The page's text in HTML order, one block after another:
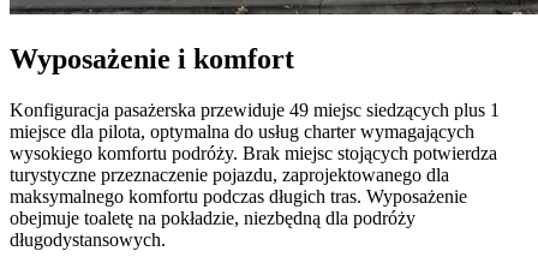
Wyposażenie i komfort
Konfiguracja pasażerska przewiduje 49 miejsc siedzących plus 1
miejsce dla pilota, optymalna do usług charter wymagających
wysokiego komfortu podróży. Brak miejsc stojących potwierdza
turystyczne przeznaczenie pojazdu, zaprojektowanego dla
maksymalnego komfortu podczas długich tras. Wyposażenie
obejmuje toaletę na pokładzie, niezbędną dla podróży
długodystansowych.